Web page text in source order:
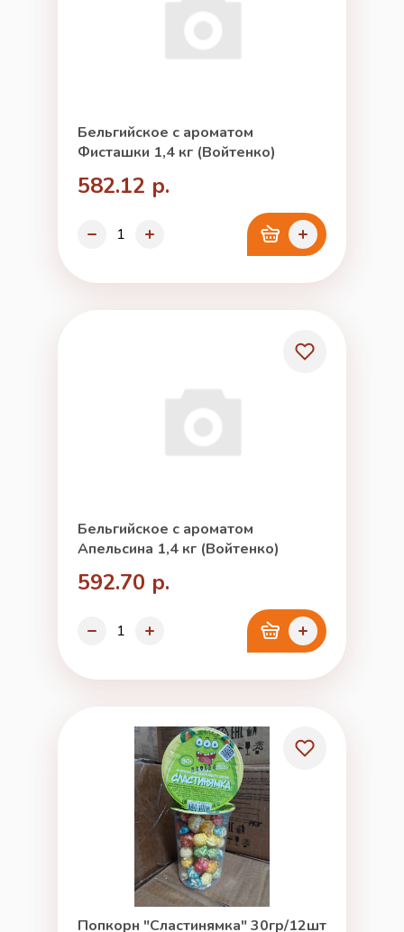
Бельгийское с ароматом
Фисташки 1,4 кг (Войтенко)
582.12 р.
Бельгийское с ароматом
Апельсина 1,4 кг (Войтенко)
592.70 р.
Попкорн "Сластинямка" 30гр/12шт